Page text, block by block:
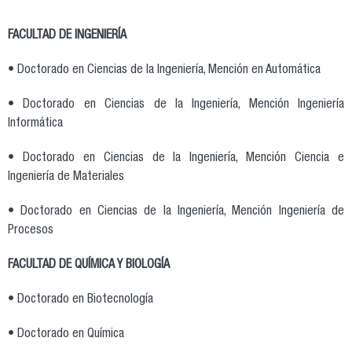
FACULTAD DE INGENIERÍA
• Doctorado en Ciencias de la Ingeniería, Mención en Automática
• Doctorado en Ciencias de la Ingeniería, Mención Ingeniería
Informática
• Doctorado en Ciencias de la Ingeniería, Mención Ciencia e
Ingeniería de Materiales
• Doctorado en Ciencias de la Ingeniería, Mención Ingeniería de
Procesos
FACULTAD DE QUÍMICA Y BIOLOGÍA
• Doctorado en Biotecnología
• Doctorado en Química